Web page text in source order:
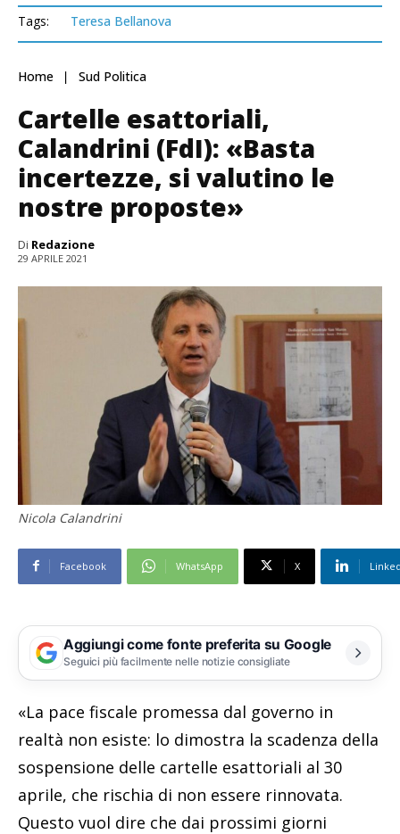
Tags: Teresa Bellanova
Home Sud Politica
Cartelle esattoriali,
Calandrini (FdI): «Basta
incertezze, si valutino le
nostre proposte»
Di Redazione
29 APRILE 2021
Nicola Calandrini
Facebook WhatsApp X
Aggiungi come fonte preferita su Google
Seguici più facilmente nelle notizie consigliate
«La pace fiscale promessa dal governo in
realtà non esiste: lo dimostra la scadenza della
sospensione delle cartelle esattoriali al 30
aprile, che rischia di non essere rinnovata.
Questo vuol dire che dai prossimi giorni